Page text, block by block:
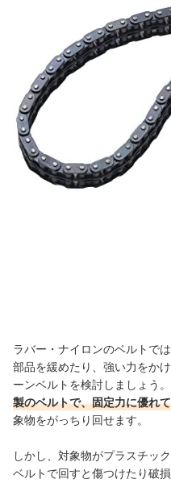
ラバー・ナイロンのベルトで
部品を緩めたり、強い力をか
ーンベルトを検討しましょう
製のベルトで、固定力に優れ
象物をがっちり回せます。
しかし、対象物がプラスチッ
ベルトで回すと傷つけたり破